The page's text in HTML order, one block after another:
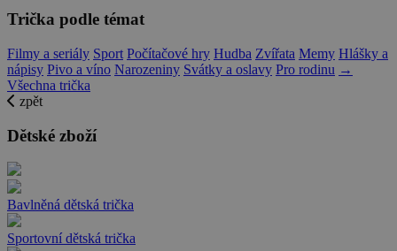
Trička podle témat
Filmy a seriály Sport Počítačové hry Hudba Zvířata Memy Hlášky a
nápisy Pivo a víno Narozeniny Svátky a oslavy Pro rodinu →
Všechna trička
zpět
Dětské zboží
Bavlněná dětská trička
Sportovní dětská trička